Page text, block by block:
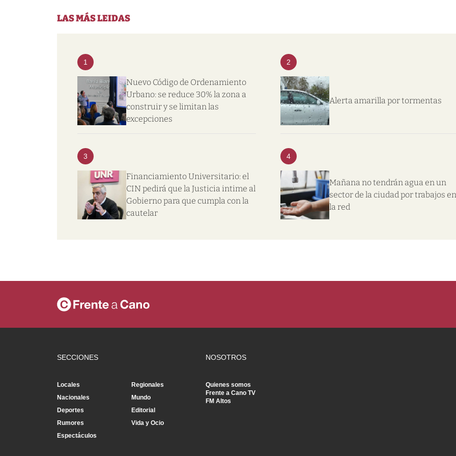
LAS MÁS LEIDAS
1
Nuevo Código de Ordenamiento
Urbano: se reduce 30% la zona a
construir y se limitan las
excepciones
2
Alerta amarilla por tormentas
3
Financiamiento Universitario: el
CIN pedirá que la Justicia intime al
Gobierno para que cumpla con la
cautelar
4
Mañana no tendrán agua en un
sector de la ciudad por trabajos en
la red
SECCIONES
Locales
Regionales
Nacionales
Mundo
Deportes
Editorial
Rumores
Vida y Ocio
Espectáculos
NOSOTROS
Quienes somos
Frente a Cano TV
FM Altos